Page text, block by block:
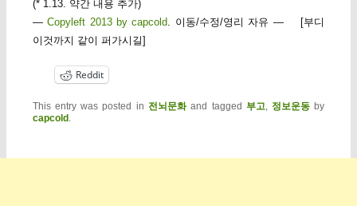
(* 1.13. 약간 내용 추가)
—Copyleft 2013 by capcold. 이동/수정/영리 자유 — [부디
이것까지 같이 퍼가시길]
Reddit
This entry was posted in 전뇌문화and tagged 부고, 정보운동 by
capcold .